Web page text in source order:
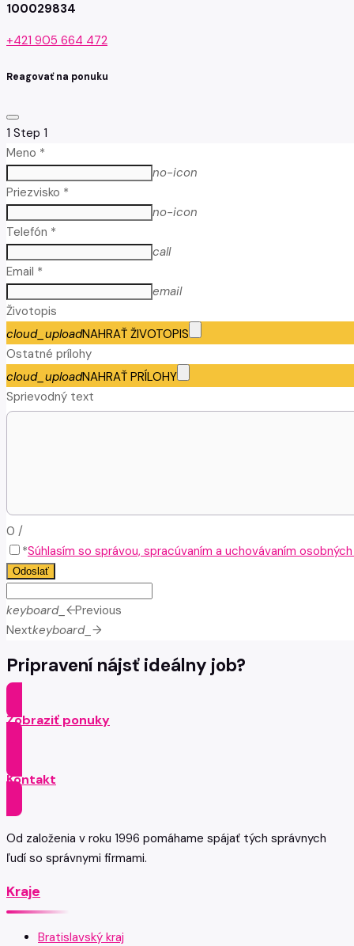
100029834
+421 905 664 472
Reagovať na ponuku
1 Step 1
Meno *
no-icon
Priezvisko *
no-icon
Telefón *
call
Email *
email
Životopis
cloud_uploadNAHRAŤ ŽIVOTOPIS
Ostatné prílohy
cloud_uploadNAHRAŤ PRÍLOHY
Sprievodný text
0 /
*Súhlasím so správou, spracúvaním a uchovávaním
Odoslať
keyboard_arrow_leftPrevious
Nextkeyboard_arrow_right
Pripravení nájsť ideálny job?
Zobraziť ponuky
Kontakt
Od založenia v roku 1996 pomáhame spájať tých správnych
ľudí so správnymi firmami.
Kraje
Bratislavský kraj